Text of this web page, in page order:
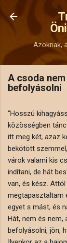
Azoknak,
A csoda
befolyásolni
"Hosszú
közösségben
itt meg két, azaz
bekötött
várok valami kis
indítani, de hát
van, és kész.
megtapasztaltam
egyet s mást, és
Hát, nem és nem,
befolyásolni, jön,